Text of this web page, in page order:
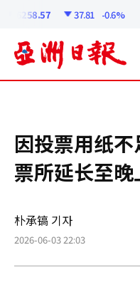
6258.57 37.81 -0.6%
因投票用纸
票所延长至
朴承镐 기자
2026-06-03 22:03